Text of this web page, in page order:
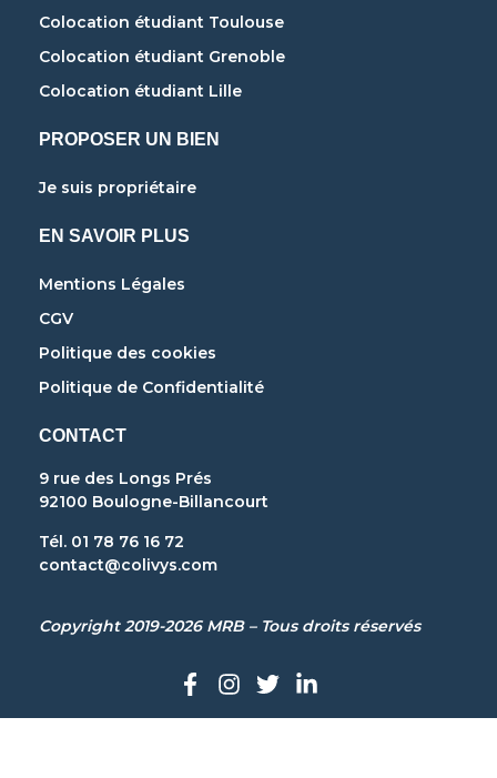
Colocation étudiant Toulouse
Colocation étudiant Grenoble
Colocation étudiant Lille
PROPOSER UN BIEN
Je suis propriétaire
EN SAVOIR PLUS
Mentions Légales
CGV
Politique des cookies
Politique de Confidentialité
CONTACT
9 rue des Longs Prés
92100 Boulogne-Billancourt
Tél. 01 78 76 16 72
contact@colivys.com
Copyright 2019-2026 MRB – Tous droits réservés